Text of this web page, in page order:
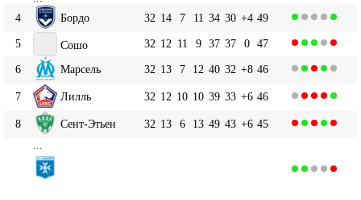
4
Бордо 32 14 7 11 34 30 +4 49
5
Сошо 32 12 11 9 37 37 0 47
6
Марсель 32 13 7 12 40 32 +8 46
7 Лилль 32 12 10 10 39 33 +6 46
8 Сент-Этьен 32 13 6 13 49 43 +6 45